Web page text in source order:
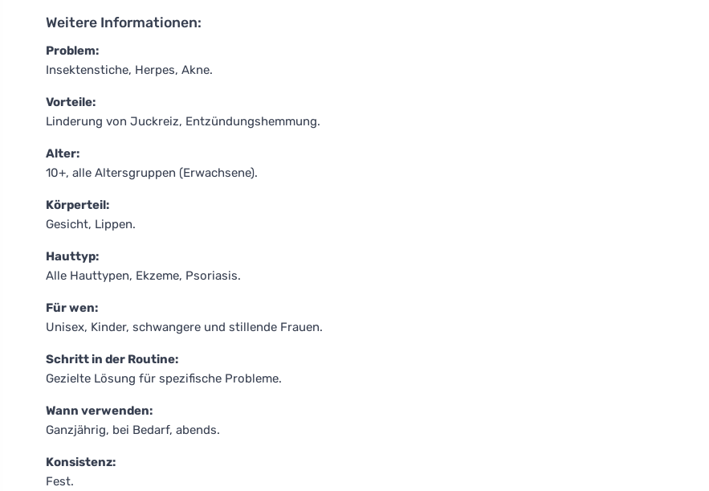
Weitere Informationen:
Problem:
Insektenstiche, Herpes, Akne.
Vorteile:
Linderung von Juckreiz, Entzündungshemmung.
Alter:
10+, alle Altersgruppen (Erwachsene).
Körperteil:
Gesicht, Lippen.
Hauttyp:
Alle Hauttypen, Ekzeme, Psoriasis.
Für wen:
Unisex, Kinder, schwangere und stillende Frauen.
Schritt in der Routine:
Gezielte Lösung für spezifische Probleme.
Wann verwenden:
Ganzjährig, bei Bedarf, abends.
Konsistenz:
Fest.